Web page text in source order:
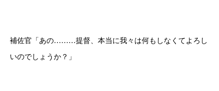
補佐官「あの………提督、本当に我々は何もしなくてよろし
いのでしょうか？」